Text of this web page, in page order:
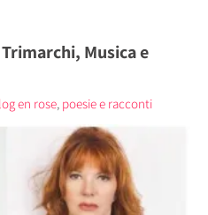
Musica e
en rose, poesie e racconti